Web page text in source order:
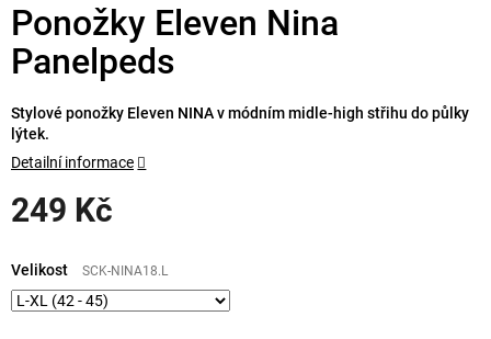
Ponožky Eleven Nina
Panelpeds
249 Kč
cena:
Velikost SCK-NINA18.L
Stylové ponožky Eleven NINA v módním midle-high střihu do půlky
lýtek.
Detailní informace